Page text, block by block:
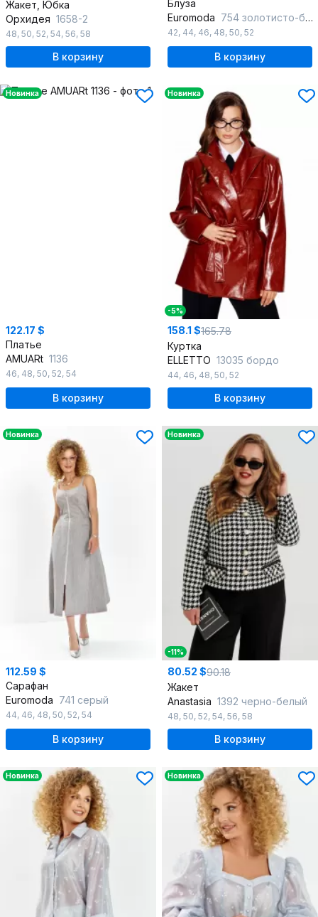
Жакет, Юбка
Орхидея 1658-2
48, 50, 52, 54, 56, 58
В корзину
Блуза
Euromoda 754 золотисто-бежевый
42, 44, 46, 48, 50, 52
В корзину
Новинка
122.17 $
Платье
AMUARt 1136
46, 48, 50, 52, 54
В корзину
Новинка
-5%
158.1 $165.78
Куртка
ELLETTO 13035 бордо
44, 46, 48, 50, 52
В корзину
Новинка
112.59 $
Сарафан
Euromoda 741 серый
44, 46, 48, 50, 52, 54
В корзину
Новинка
-11%
80.52 $90.18
Жакет
Anastasia 1392 черно-белый
48, 50, 52, 54, 56, 58
В корзину
Новинка Новинка